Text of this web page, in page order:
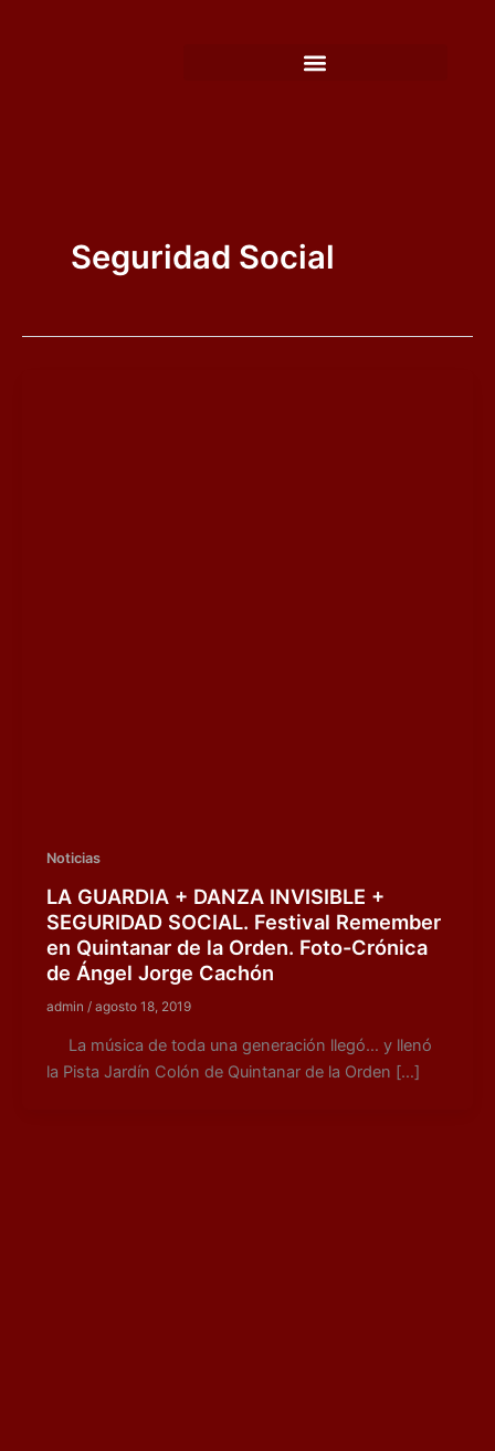
Seguridad Social
Noticias
LA GUARDIA + DANZA INVISIBLE +
SEGURIDAD SOCIAL. Festival Remember
en Quintanar de la Orden. Foto-Crónica
de Ángel Jorge Cachón
admin / agosto 18, 2019
La música de toda una generación llegó… y llenó
la Pista Jardín Colón de Quintanar de la Orden […]